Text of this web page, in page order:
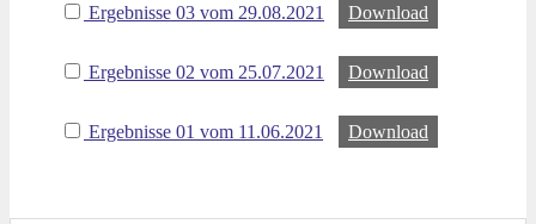
Ergebnisse 03 vom 29.08.2021 Download
Ergebnisse 02 vom 25.07.2021 Download
Ergebnisse 01 vom 11.06.2021 Download